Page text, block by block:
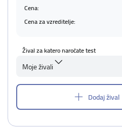
Cena:
Cena za vzreditelje:
Žival za katero naročate test
Moje živali
Dodaj žival